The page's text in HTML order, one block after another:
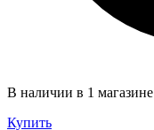
В наличии в 1 магазине
Купить